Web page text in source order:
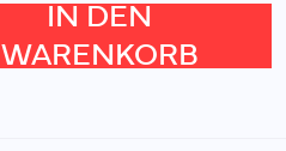
IN DEN
WARENKORB